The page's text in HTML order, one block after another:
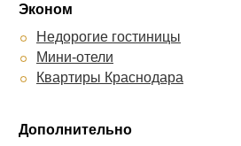
Эконом
Недорогие гостиницы
Мини-отели
Квартиры Краснодара
Дополнительно